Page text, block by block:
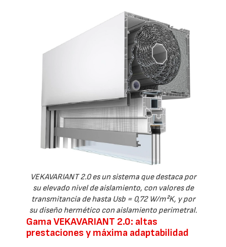
VEKAVARIANT 2.0 es un sistema que destaca por
su elevado nivel de aislamiento, con valores de
transmitancia de hasta Usb = 0,72 W/m²K, y por
su diseño hermético con aislamiento perimetral.
Gama VEKAVARIANT 2.0: altas
prestaciones y máxima adaptabilidad